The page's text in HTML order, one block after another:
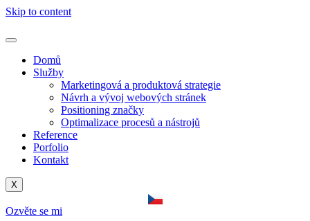
Skip to content
Domů
Služby
Marketingová a produktová strategie
Návrh a vývoj webových stránek
Positioning značky
Optimalizace procesů a nástrojů
Reference
Porfolio
Kontakt
X
Ozvěte se mi